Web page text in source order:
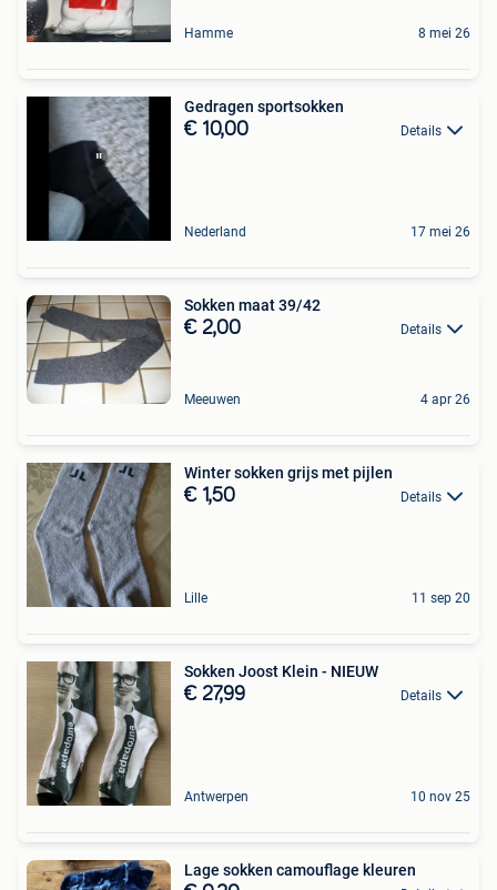
Hamme 8 mei 26
Gedragen sportsokken
€ 10,00 Details
Nederland 17 mei 26
Sokken maat 39/42
€ 2,00 Details
Meeuwen 4 apr 26
Winter sokken grijs met pijlen
€ 1,50 Details
Lille 11 sep 20
Sokken Joost Klein - NIEUW
€ 27,99 Details
Antwerpen 10 nov 25
Lage sokken camouflage kleuren